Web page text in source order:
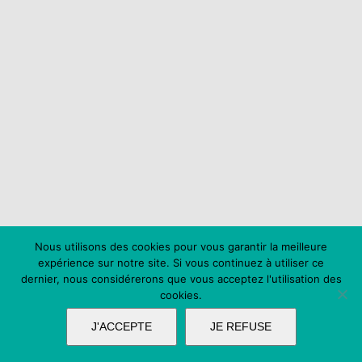
Nous utilisons des cookies pour vous garantir la meilleure
expérience sur notre site. Si vous continuez à utiliser ce
dernier, nous considérerons que vous acceptez l'utilisation des
cookies.
J'ACCEPTE JE REFUSE